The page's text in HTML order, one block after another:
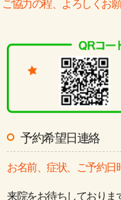
ご協力の程、よろしくお願
予約希望日連絡
お名前、症状、ご予約日
来院をお待ちしておりま